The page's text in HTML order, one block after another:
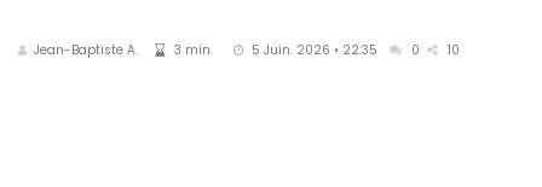
Jean-Baptiste A. 3 min. 5 Juin. 2026 • 22:35 0 10